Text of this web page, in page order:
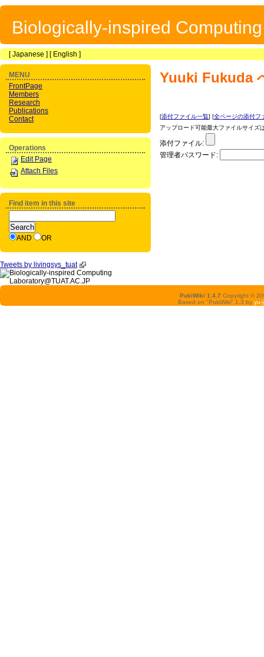
Biologically-inspired
[Japanese ] [ English ]
Yuuki Fukuda
[添付ファイル一覧] [全ページの添付フ
アップロード可能最大ファイルサイズ
添付ファイル:
管理者パスワード:
MENU
FrontPage
Members
Research
Publications
Contact
Operations
Edit Page
Attach Files
Find item in this site
AND OR
Tweets by livingsys_tuat
PukiWiki 1.4.7 Copyright ©
Based on "PukiWiki" 1.3 by yu-ji